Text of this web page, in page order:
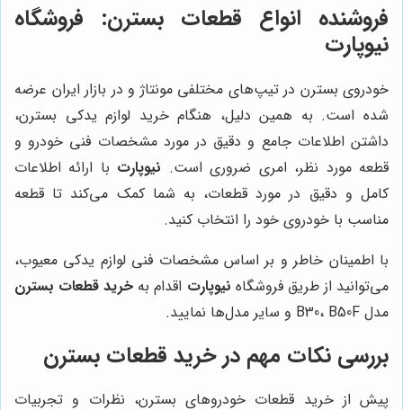
فروشنده انواع قطعات بسترن: فروشگاه
نیوپارت
خودروی بسترن در تیپ‌های مختلفی مونتاژ و در بازار ایران عرضه
شده است. به همین دلیل، هنگام خرید لوازم یدکی بسترن،
داشتن اطلاعات جامع و دقیق در مورد مشخصات فنی خودرو و
قطعه مورد نظر، امری ضروری است. نیوپارت با ارائه اطلاعات
کامل و دقیق در مورد قطعات، به شما کمک می‌کند تا قطعه
مناسب با خودروی خود را انتخاب کنید.
با اطمینان خاطر و بر اساس مشخصات فنی لوازم یدکی معیوب،
می‌توانید از طریق فروشگاه نیوپارت اقدام به خرید قطعات بسترن
مدل B30، B50F و سایر مدل‌ها نمایید.
بررسی نکات مهم در خرید قطعات بسترن
پیش از خرید قطعات خودروهای بسترن، نظرات و تجربیات